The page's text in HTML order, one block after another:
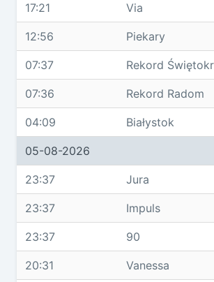
17:21 Via
12:56 Piekary
07:37 Rekord
07:36 Rekord Radom
04:09 Białystok
05-08-2026
23:37 Jura
23:37 Impuls
23:37 90
20:31 Vanessa